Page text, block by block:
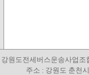
강원도전세버스운송사업조
주소 : 강원도 춘천